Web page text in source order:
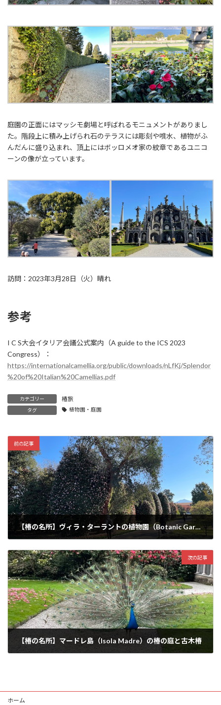
庭園の正面にはマッシモ劇場と呼ばれるモニュメントがありまし
た。階段上に積み上げられ石のテラスには彫刻や噴水、植物がふ
んだんに盛り込まれ、頂上にはボッロメオ家の紋章であるユニコ
ーンの像が立っています。
訪問：2023年3月28日（火）晴れ
参考
I C S大会イタリア会議公式案内（A guide to the ICS 2023
Congress）：
https://internationalcamellia.org/public/downloads/nLfKj/Splendor
%20of%20Italian%20Camellias.pdf
カテゴリー 椿旅
タグ 植物園・庭園
前の記事
【椿の名所】ヴィラ・ターラントの植物園（Botanic Gardens of Villa Taranto）
次の記事
【椿の名所】マードレ島（Isola Madre）の椿の庭と古木椿
ホーム